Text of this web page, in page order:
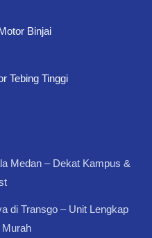
Binjai
Tebing Tinggi
Medan – Dekat Kampus &
di Transgo – Unit Lengkap